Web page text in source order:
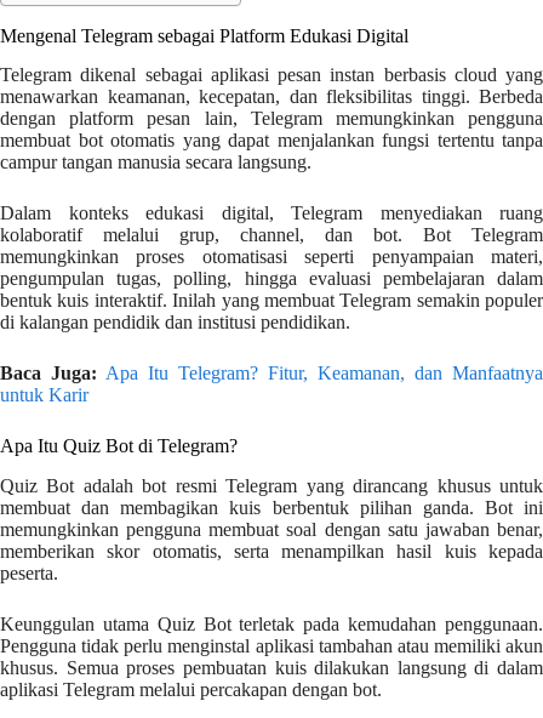
Mengenal Telegram sebagai Platform Edukasi Digital
Telegram dikenal sebagai aplikasi pesan instan berbasis cloud yang
menawarkan keamanan, kecepatan, dan fleksibilitas tinggi. Berbeda
dengan platform pesan lain, Telegram memungkinkan pengguna
membuat bot otomatis yang dapat menjalankan fungsi tertentu tanpa
campur tangan manusia secara langsung.
Dalam konteks edukasi digital, Telegram menyediakan ruang
kolaboratif melalui grup, channel, dan bot. Bot Telegram
memungkinkan proses otomatisasi seperti penyampaian materi,
pengumpulan tugas, polling, hingga evaluasi pembelajaran dalam
bentuk kuis interaktif. Inilah yang membuat Telegram semakin populer
di kalangan pendidik dan institusi pendidikan.
Baca Juga: Apa Itu Telegram? Fitur, Keamanan, dan Manfaatnya
untuk Karir
Apa Itu Quiz Bot di Telegram?
Quiz Bot adalah bot resmi Telegram yang dirancang khusus untuk
membuat dan membagikan kuis berbentuk pilihan ganda. Bot ini
memungkinkan pengguna membuat soal dengan satu jawaban benar,
memberikan skor otomatis, serta menampilkan hasil kuis kepada
peserta.
Keunggulan utama Quiz Bot terletak pada kemudahan penggunaan.
Pengguna tidak perlu menginstal aplikasi tambahan atau memiliki akun
khusus. Semua proses pembuatan kuis dilakukan langsung di dalam
aplikasi Telegram melalui percakapan dengan bot.